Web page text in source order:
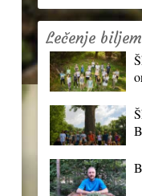
Lečenje biljem